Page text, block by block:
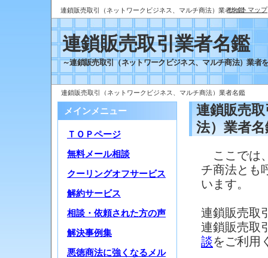
連鎖販売取引（ネットワークビジネス、マルチ商法）業者名鑑
連鎖販売取引業者名鑑
～連鎖販売取引（ネットワークビジネス、マルチ商法）業者
連鎖販売取引（ネットワークビジネス、マルチ商法）業者名鑑
連鎖販売
法）業者名
ここでは
チ商法とも
います。
連鎖販売
連鎖販売取
談をご利用
メインメニュー
ＴＯＰページ
無料メール相談
クーリングオフサービス
解約サービス
相談・依頼された方の声
解決事例集
悪徳商法に強くなるメル
サイトマップ